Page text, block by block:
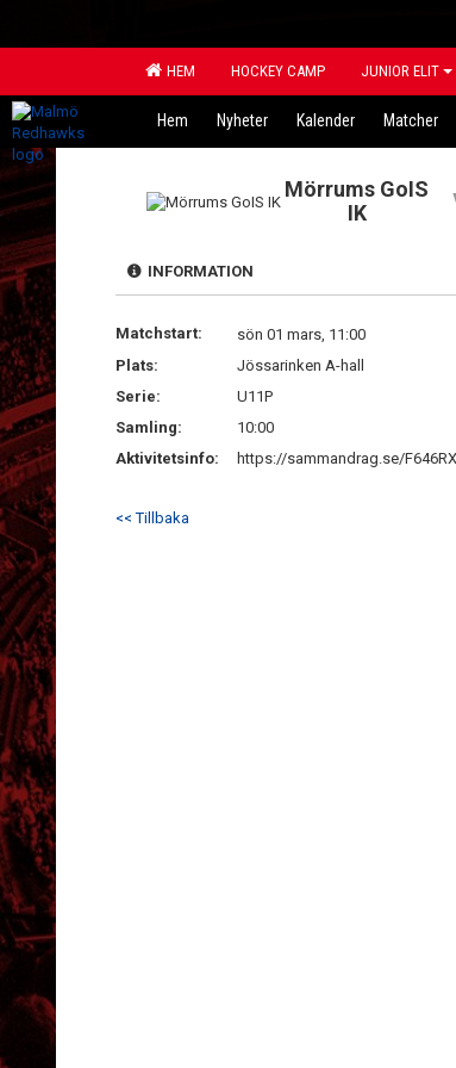
HEM HOCKEY CAMP JUNIOR ELIT
Hem Nyheter Kalender Matcher
Mörrums GoIS
IK
INFORMATION
Matchstart:
sön 01 mars, 11:00
Plats:
Jössarinken A-hall
Serie:
U11P
Samling:
10:00
Aktivitetsinfo:
https://sammandrag.se/F646RX
<< Tillbaka